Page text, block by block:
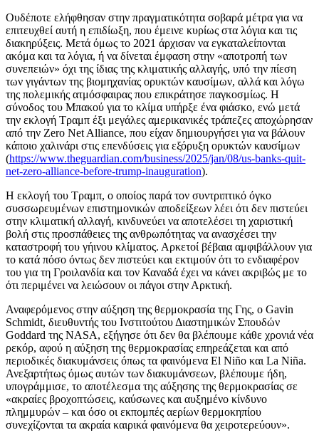
Ουδέποτε ελήφθησαν στην πραγματικότητα σοβαρά μέτρα για να
επιτευχθεί αυτή η επιδίωξη, που έμεινε κυρίως στα λόγια και τις
διακηρύξεις. Μετά όμως το 2021 άρχισαν να εγκαταλείπονται
ακόμα και τα λόγια, ή να δίνεται έμφαση στην «αποτροπή των
συνεπειών» όχι της ίδιας της κλιματικής αλλαγής, υπό την πίεση
των γιγάντων της βιομηχανίας ορυκτών καυσίμων, αλλά και λόγω
της πολεμικής ατμόσφαιρας που επικράτησε παγκοσμίως. Η
σύνοδος του Μπακού για το κλίμα υπήρξε ένα φιάσκο, ενώ μετά
την εκλογή Τραμπ έξι μεγάλες αμερικανικές τράπεζες αποχώρησαν
από την Zero Net Alliance, που είχαν δημιουργήσει για να βάλουν
κάποιο χαλινάρι στις επενδύσεις για εξόρυξη ορυκτών καυσίμων
(https://www.theguardian.com/business/2025/jan/08/us-banks-quit-
net-zero-alliance-before-trump-inauguration).
Η εκλογή του Τραμπ, ο οποίος παρά τον συντριπτικό όγκο
συσσωρευμένων επιστημονικών αποδείξεων λέει ότι δεν πιστεύει
στην κλιματική αλλαγή, κινδυνεύει να αποτελέσει τη χαριστική
βολή στις προσπάθειες της ανθρωπότητας να ανασχέσει την
καταστροφή του γήινου κλίματος. Αρκετοί βέβαια αμφιβάλλουν για
το κατά πόσο όντως δεν πιστεύει και εκτιμούν ότι το ενδιαφέρον
του για τη Γροιλανδία και τον Καναδά έχει να κάνει ακριβώς με το
ότι περιμένει να λειώσουν οι πάγοι στην Αρκτική.
Αναφερόμενος στην αύξηση της θερμοκρασία της Γης, ο Gavin
Schmidt, διευθυντής του Ινστιτούτου Διαστημικών Σπουδών
Goddard της NASA, εξήγησε ότι δεν θα βλέπουμε κάθε χρονιά νέα
ρεκόρ, αφού η αύξηση της θερμοκρασίας επηρεάζεται και από
περιοδικές διακυμάνσεις όπως τα φαινόμενα Εl Niño και La Niña.
Ανεξαρτήτως όμως αυτών των διακυμάνσεων, βλέπουμε ήδη,
υπογράμμισε, το αποτέλεσμα της αύξησης της θερμοκρασίας σε
«ακραίες βροχοπτώσεις, καύσωνες και αυξημένο κίνδυνο
πλημμυρών – και όσο οι εκπομπές αερίων θερμοκηπίου
συνεχίζονται τα ακραία καιρικά φαινόμενα θα χειροτερεύουν».